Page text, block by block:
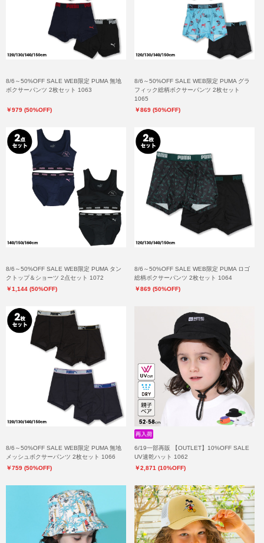
8/6～50%OFF SALE WEB限定 PUMA 無地
ボクサーパンツ 2枚セット 1063
￥979 (50%OFF)
8/6～50%OFF SALE WEB限定 PUMA グラ
フィック総柄ボクサーパンツ 2枚セット
1065
￥869 (50%OFF)
8/6～50%OFF SALE WEB限定 PUMA タン
クトップ＆ショーツ 2点セット 1072
￥1,144 (50%OFF)
8/6～50%OFF SALE WEB限定 PUMA ロゴ
総柄ボクサーパンツ 2枚セット 1064
￥869 (50%OFF)
8/6～50%OFF SALE WEB限定 PUMA 無地
メッシュボクサーパンツ 2枚セット 1066
￥759 (50%OFF)
6/19一部再販 【OUTLET】10%OFF SALE
UV速乾ハット 1062
￥2,871 (10%OFF)